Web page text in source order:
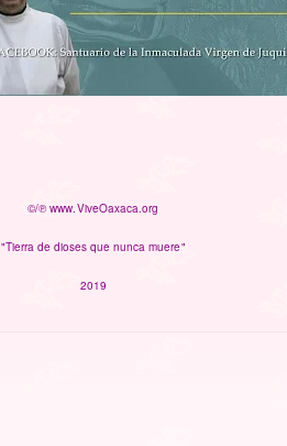
©/℗ www.ViveOaxaca.org
"Tierra de dioses que nunca muere"
2019